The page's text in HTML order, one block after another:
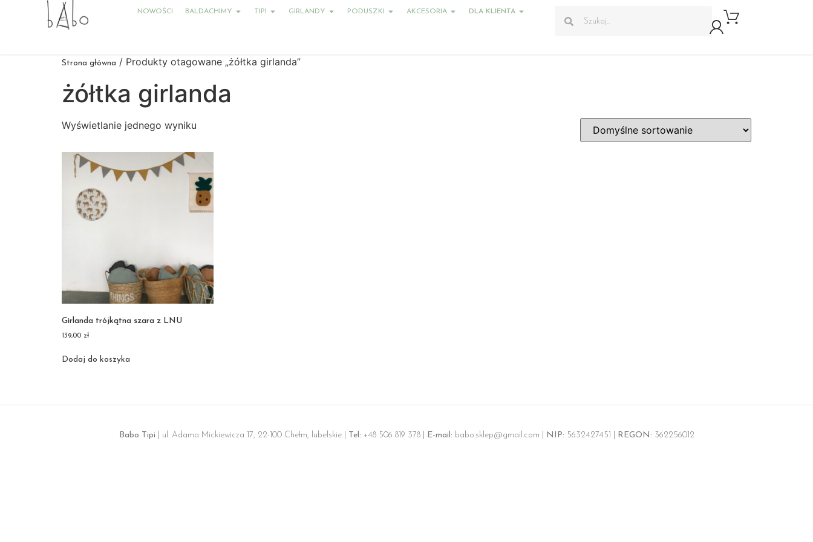
NOWOŚCI BALDACHIMY TIPI GIRLANDY PODUSZKI AKCESORIA DLA KLIENTA
Strona główna / Produkty otagowane „żółtka girlanda”
żółtka girlanda
Wyświetlanie jednego wyniku
Girlanda trójkątna szara z LNU
139,00 zł
Dodaj do koszyka
Babo Tipi | ul. Adama Mickiewicza 17, 22-100 Chełm, lubelskie | Tel: +48 506 819 378 | E-mail: babo.sklep@gmail.com | NIP: 5632427451 | REGON: 362256012